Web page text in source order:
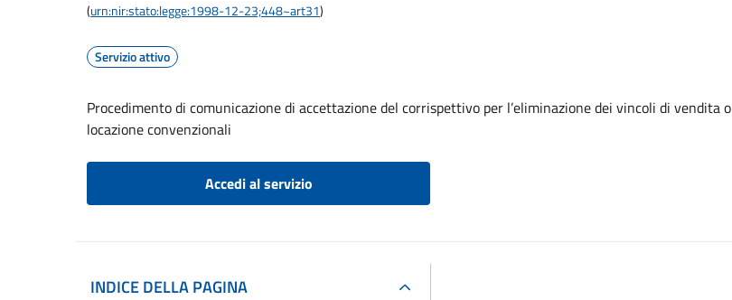
(urn:nir:stato:legge:1998-12-23;448~art31)
Servizio attivo
Procedimento di comunicazione di accettazione del corrispettivo per l’eliminazione dei vincoli di vendita o
locazione convenzionali
Accedi al servizio
INDICE DELLA PAGINA